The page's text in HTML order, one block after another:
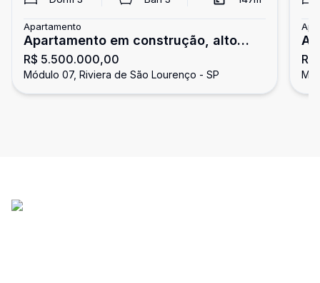
Apartamento
Apartamento em construção, alto
padrão, 3 suítes, à venda na Riviera
de São Lourenço.
R$ 5.500.000,00
Módulo 07, Riviera de São Lourenço - SP